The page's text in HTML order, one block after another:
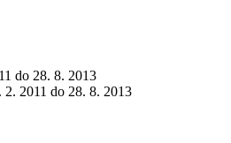
do 28. 8. 2013
2. 2011 do 28. 8. 2013